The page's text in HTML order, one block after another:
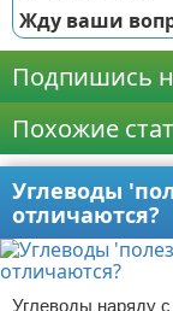
Жду ваши
Подпишись
Похожие
Углеводы
отличаются?
Углеводы наряду